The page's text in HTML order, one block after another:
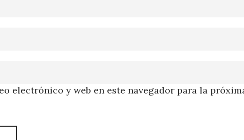
electrónico y web en este navegador para la